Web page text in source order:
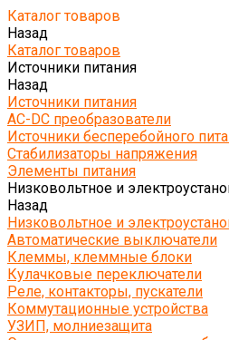
Каталог товаров
Назад
Каталог товаров
Источники питания
Назад
Источники питания
AC-DC преобразователи
Источники бесперебойного
Стабилизаторы напряжения
Элементы питания
Низковольтное и
Назад
Низковольтное и
Автоматические выключатели
Клеммы, клеммные блоки
Кулачковые переключатели
Реле, контакторы, пускатели
Коммутационные устройства
УЗИП, молниезащита